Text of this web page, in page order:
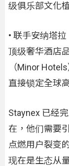
级俱乐部文化
• 联手安纳塔
顶级奢华酒店
（Minor
直接锁定全球
Staynex 已经
在，他们需要
点燃用户裂变
现在是生态从